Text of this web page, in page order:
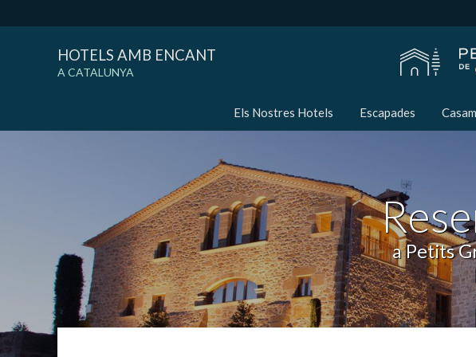
HOTELS AMB ENCANT
A CATALUNYA
Els Nostres Hotels Escapades
a Petits
Modificar cookies
Tècniques i funcionals